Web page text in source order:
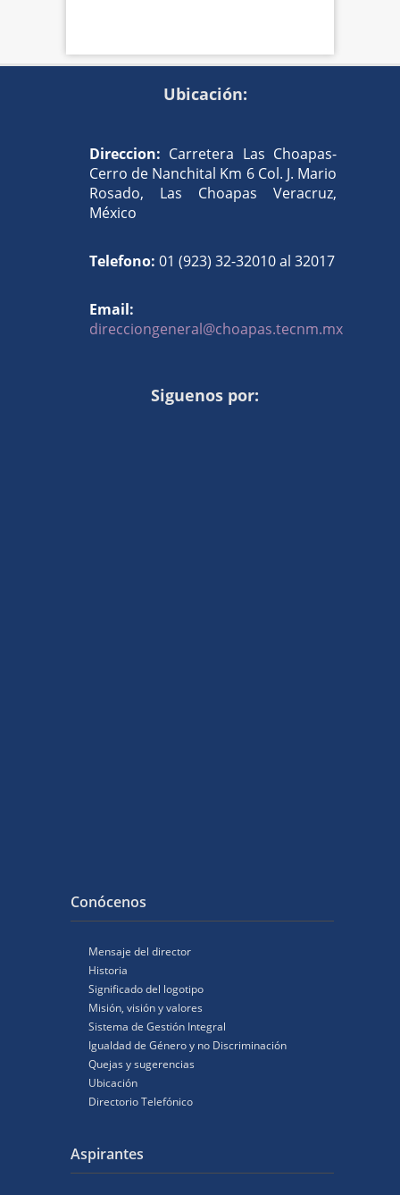
Ubicación:
Direccion: Carretera Las Choapas-
Cerro de Nanchital Km 6 Col. J. Mario
Rosado, Las Choapas Veracruz,
México
Telefono: 01 (923) 32-32010 al 32017
Email:
direcciongeneral@choapas.tecnm.mx
Siguenos por:
Conócenos
Mensaje del director
Historia
Significado del logotipo
Misión, visión y valores
Sistema de Gestión Integral
Igualdad de Género y no Discriminación
Quejas y sugerencias
Ubicación
Directorio Telefónico
Aspirantes